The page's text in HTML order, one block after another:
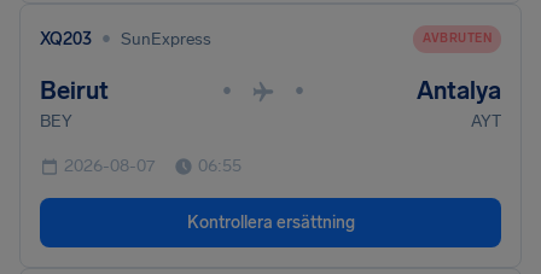
XQ203 • SunExpress AVBRUTEN
Beirut • • Antalya
BEY AYT
2026-08-07 06:55
Kontrollera ersättning